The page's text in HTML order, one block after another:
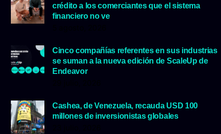
crédito a los comerciantes que el sistema
financiero no ve
Cinco compañías referentes en sus industrias
se suman a la nueva edición de ScaleUp de
Endeavor
Cashea, de Venezuela, recauda USD 100
millones de inversionistas globales